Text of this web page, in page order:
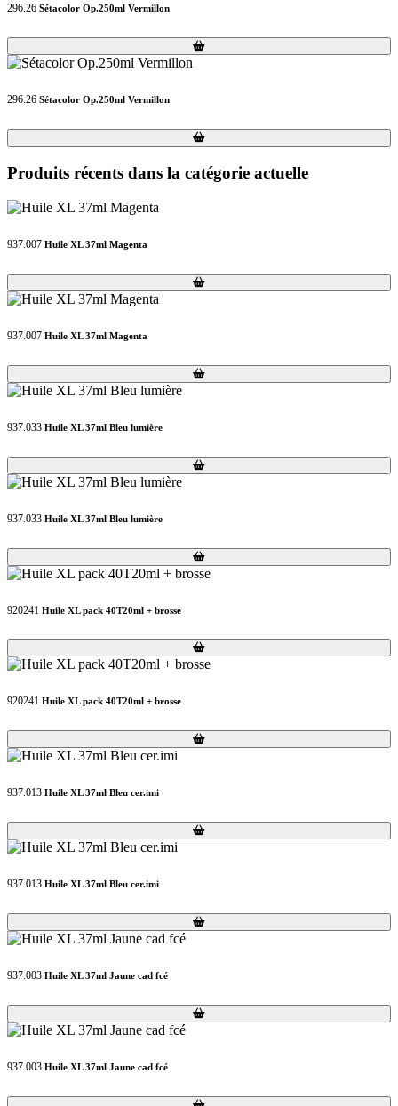
296.26 Sétacolor Op.250ml Vermillon
Loading...
Loading...
296.26 Sétacolor Op.250ml Vermillon
Loading...
Loading...
Produits récents dans la catégorie actuelle
937.007 Huile XL 37ml Magenta
Loading...
Loading...
937.007 Huile XL 37ml Magenta
Loading...
Loading...
937.033 Huile XL 37ml Bleu lumière
Loading...
Loading...
937.033 Huile XL 37ml Bleu lumière
Loading...
Loading...
920241 Huile XL pack 40T20ml + brosse
Loading...
Loading...
920241 Huile XL pack 40T20ml + brosse
Loading...
Loading...
937.013 Huile XL 37ml Bleu cer.imi
Loading...
Loading...
937.013 Huile XL 37ml Bleu cer.imi
Loading...
Loading...
937.003 Huile XL 37ml Jaune cad fcé
Loading...
Loading...
937.003 Huile XL 37ml Jaune cad fcé